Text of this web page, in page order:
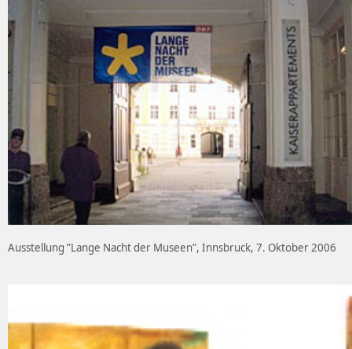
Ausstellung ”Lange Nacht der Museen”, Innsbruck, 7. Oktober 2006